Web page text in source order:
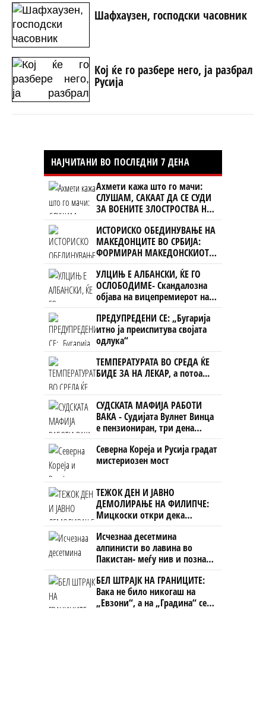
Шафхаузен, господски часовник
Кој ќе го разбере него, ја разбрал
Русија
НАЈЧИТАНИ ВО ПОСЛЕДНИ 7 ДЕНА
Ахмети кажа што го мачи:
СЛУШАМ, САКААТ ДА СЕ СУДИ
ЗА ВОЕНИТЕ ЗЛОСТРОСТВА НА
УЧК...
ИСТОРИСКО ОБЕДИНУВАЊЕ НА
МАКЕДОНЦИТЕ ВО СРБИЈА:
ФОРМИРАН МАКЕДОНСКИОТ
НАЦИОНАЛЕН СОЈУЗ
УЛЦИЊ Е АЛБАНСКИ, ЌЕ ГО
ОСЛОБОДИМЕ- Скандалозна
објава на вицепремиерот на
Црна Гора
ПРЕДУПРЕДЕНИ СЕ: „Бугарија
итно ја преиспитува својата
одлука“
ТЕМПЕРАТУРАТА ВО СРЕДА ЌЕ
БИДЕ ЗА НА ЛЕКАР, а потоа...
СУДСКАТА МАФИЈА РАБОТИ
ВАКА - Судијата Вулнет Винца
е пензиониран, три дена
откако му го врати пасошот
на бизнисменот Марковски
Северна Кореја и Русија градат
мистериозен мост
ТЕЖОК ДЕН И ЈАВНО
ДЕМОЛИРАЊЕ НА ФИЛИПЧЕ:
Мицкоски откри дека
човекот појма нема од
ништо, освен за кеш
Исчезнаа десетмина
алпинисти во лавина во
Пакистан- меѓу нив и познат
Непалец
БЕЛ ШТРАЈК НА ГРАНИЦИТЕ:
Вака не било никогаш на
„Евзони“, а на „Градина“ се